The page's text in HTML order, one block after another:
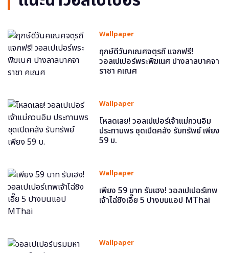
Wallpaper
ฤกษ์ดีวันคเณศจตุรถี แจกฟรี!
วอลเปเปอร์พระพิฆเนศ ปางลาลบาคจา
ราชา คเณศ
Wallpaper
โหลดเลย! วอลเปเปอร์เจ้าแม่กวนอิม
ประทานพร ชุดเปิดคลัง รับทรัพย์ เพียง
59 บ.
Wallpaper
เพียง 59 บาท รับเฮง! วอลเปเปอร์เทพ
เจ้าไฉ่ซิงเอี๊ย 5 ปางบนแอป MThai
Wallpaper